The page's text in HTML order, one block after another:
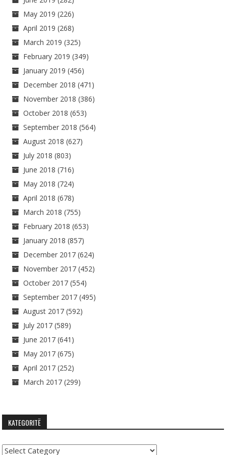
May 2019 (226)
April 2019 (268)
March 2019 (325)
February 2019 (349)
January 2019 (456)
December 2018 (471)
November 2018 (386)
October 2018 (653)
September 2018 (564)
August 2018 (627)
July 2018 (803)
June 2018 (716)
May 2018 (724)
April 2018 (678)
March 2018 (755)
February 2018 (653)
January 2018 (857)
December 2017 (624)
November 2017 (452)
October 2017 (554)
September 2017 (495)
August 2017 (592)
July 2017 (589)
June 2017 (641)
May 2017 (675)
April 2017 (252)
March 2017 (299)
KATEGORITË
Kategoritë